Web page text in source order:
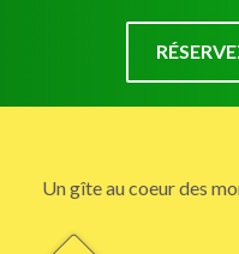
Un gîte au coeur des